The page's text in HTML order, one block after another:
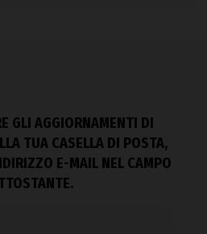
GLI AGGIORNAMENTI DI
TUA CASELLA DI POSTA,
E-MAIL NEL CAMPO